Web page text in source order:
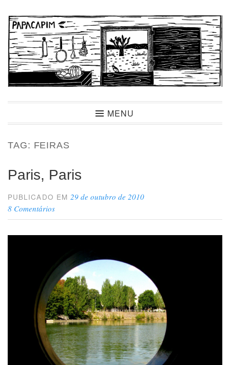
para
conteúdo
PapacapimMENU
TAG: FEIRAS
Paris, Paris
PUBLICADO EM 29 de outubro de 2010
8 Comentários